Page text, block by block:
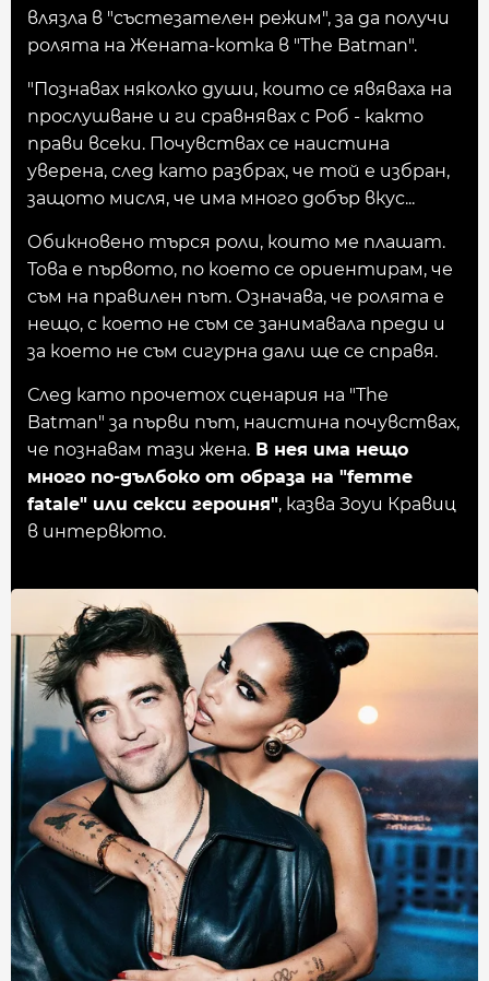
влязла в "състезателен режим", за да получи
ролята на Жената-котка в "The Batman".
"Познавах няколко души, които се явяваха на
прослушване и ги сравнявах с Роб - както
прави всеки. Почувствах се наистина
уверена, след като разбрах, че той е избран,
защото мисля, че има много добър вкус...
Обикновено търся роли, които ме плашат.
Това е първото, по което се ориентирам, че
съм на правилен път. Означава, че ролята е
нещо, с което не съм се занимавала преди и
за което не съм сигурна дали ще се справя.
След като прочетох сценария на "The
Batman" за първи път, наистина почувствах,
че познавам тази жена. В нея има нещо
много по-дълбоко от образа на "femme
fatale" или секси героиня", казва Зоуи Кравиц
в интервюто.